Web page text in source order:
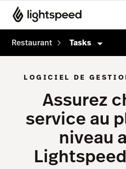
Restaurant Tasks
Order Anywhere
Payments
Advanced Insights
Écran d’Affichage Cuisine
LOGICIEL DE
Assurez
service au
niveau